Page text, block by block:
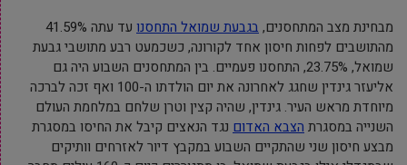
מבחינת מצב המתחסנים, בגבעת שמואל התחסנו
עד עתה 41.59%
מהתושבים לפחות חיסון אחד לקורונה, כשכמעט רבע מתושבי גבעת
שמואל, 23.75%, התחסנו פעמיים. בין המתחסנים השבוע היה גם
אליעזר גינדין שחגג לאחרונה את יום הולדתו ה-100 ואף זכה לברכה
מיוחדת מראש העיר. גינדין, שהיה קצין וטרן שלחם במלחמת העולם
השנייה במסגרת הצבא האדום נגד הנאצים קיבל את החיסו במסגרת
מבצע חיסון שני שהתקיים השבוע במקבץ דיור לאזרחים וותיקים